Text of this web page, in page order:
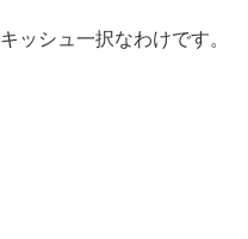
ッシュ一択なわけです。